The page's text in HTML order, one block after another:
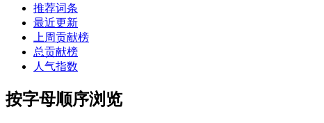
推荐词条
最近更新
上周贡献榜
总贡献榜
人气指数
按字母顺序浏览